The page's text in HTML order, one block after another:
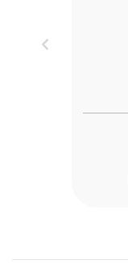
Previous